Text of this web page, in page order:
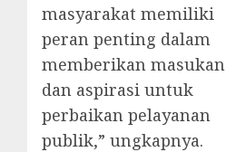
masyarakat memiliki
peran penting dalam
memberikan masukan
dan aspirasi untuk
perbaikan pelayanan
publik,” ungkapnya.